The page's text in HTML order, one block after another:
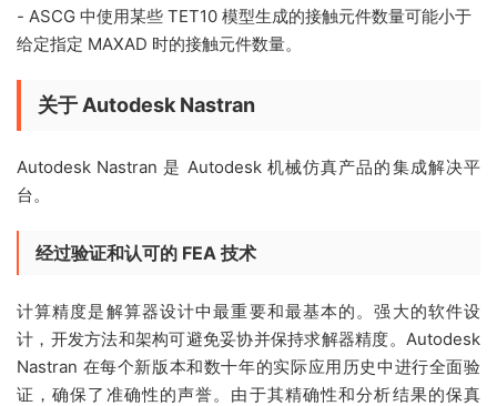
- ASCG 中使用某些 TET10 模型生成的接触元件数量可能小于
给定指定 MAXAD 时的接触元件数量。
关于 Autodesk Nastran
Autodesk Nastran 是 Autodesk 机械仿真产品的集成解决平
台。
经过验证和认可的 FEA 技术
计算精度是解算器设计中最重要和最基本的。强大的软件设
计，开发方法和架构可避免妥协并保持求解器精度。Autodesk
Nastran 在每个新版本和数十年的实际应用历史中进行全面验
证，确保了准确性的声誉。由于其精确性和分析结果的保真